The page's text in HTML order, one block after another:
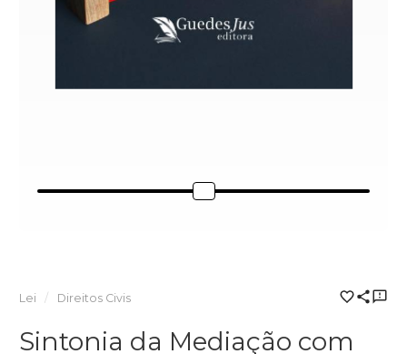
Lei Direitos Civis
Sintonia da Mediação com